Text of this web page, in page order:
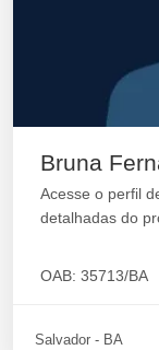
Bruna
Acesse o perfil
detalhadas do
OAB: 35713/BA
Salvador - BA